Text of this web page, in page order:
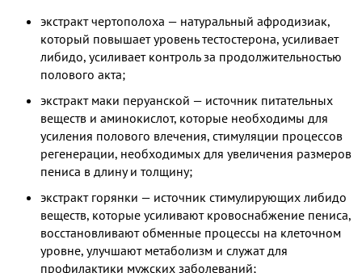
экстракт чертополоха — натуральный афродизиак,
который повышает уровень тестостерона, усиливает
либидо, усиливает контроль за продолжительностью
полового акта;
экстракт маки перуанской — источник питательных
веществ и аминокислот, которые необходимы для
усиления полового влечения, стимуляции процессов
регенерации, необходимых для увеличения размеров
пениса в длину и толщину;
экстракт горянки — источник стимулирующих либидо
веществ, которые усиливают кровоснабжение пениса,
восстановливают обменные процессы на клеточном
уровне, улучшают метаболизм и служат для
профилактики мужских заболеваний;